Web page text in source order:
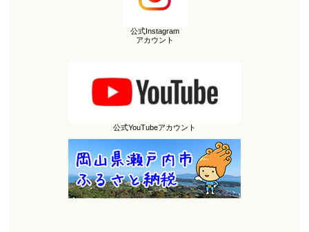
公式Instagram
アカウント
公式YouTubeアカウント